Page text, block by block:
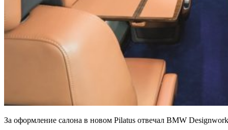
За оформление салона в новом Pilatus отвечал BMW